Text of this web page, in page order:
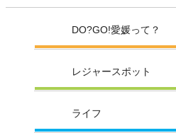
DO?GO!愛媛って？
レジャースポット
ライフ